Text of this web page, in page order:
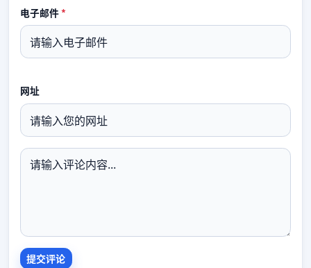
电子邮件*
网址